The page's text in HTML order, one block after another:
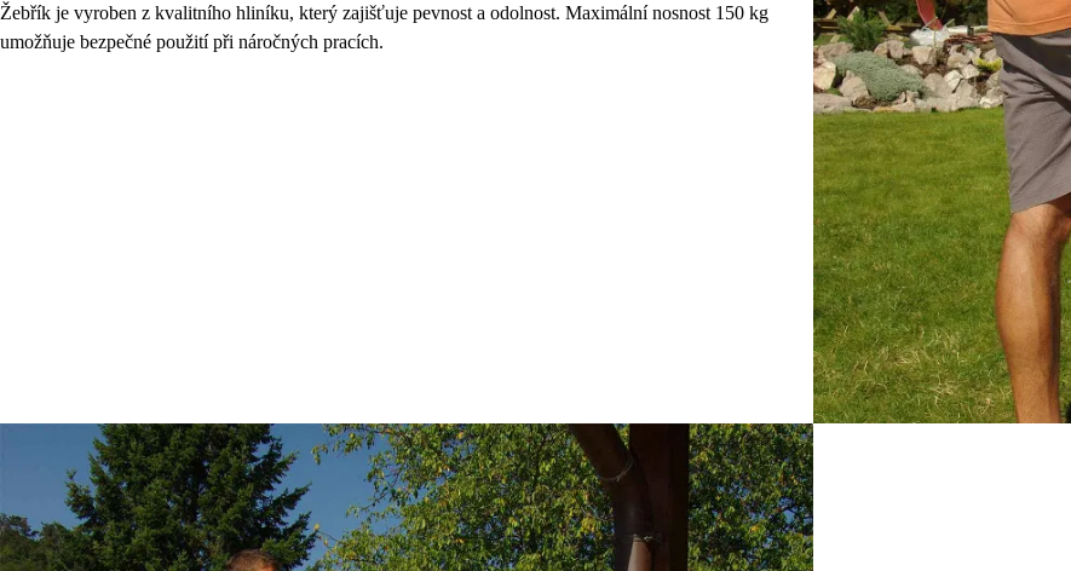
Žebřík je vyroben z kvalitního hliníku, který zajišťuje pevnost a odolnost. Maximální nosnost 150 kg
umožňuje bezpečné použití při náročných pracích.